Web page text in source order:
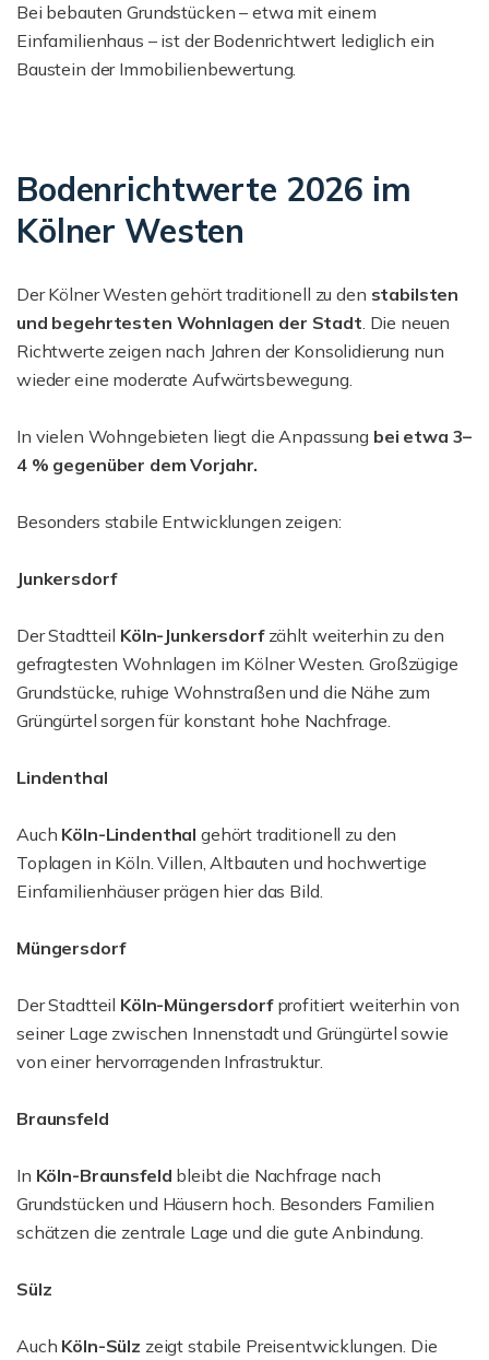
Bei bebauten Grundstücken – etwa mit einem
Einfamilienhaus – ist der Bodenrichtwert lediglich ein
Baustein der Immobilienbewertung.
Bodenrichtwerte 2026 im
Kölner Westen
Der Kölner Westen gehört traditionell zu den stabilsten
und begehrtesten Wohnlagen der Stadt. Die neuen
Richtwerte zeigen nach Jahren der Konsolidierung nun
wieder eine moderate Aufwärtsbewegung.
In vielen Wohngebieten liegt die Anpassung bei etwa 3–
4 % gegenüber dem Vorjahr.
Besonders stabile Entwicklungen zeigen:
Junkersdorf
Der Stadtteil Köln-Junkersdorfzählt weiterhin zu den
gefragtesten Wohnlagen im Kölner Westen. Großzügige
Grundstücke, ruhige Wohnstraßen und die Nähe zum
Grüngürtel sorgen für konstant hohe Nachfrage.
Lindenthal
Auch Köln-Lindenthal gehört traditionell zu den
Toplagen in Köln. Villen, Altbauten und hochwertige
Einfamilienhäuser prägen hier das Bild.
Müngersdorf
Der Stadtteil Köln-Müngersdorfprofitiert weiterhin von
seiner Lage zwischen Innenstadt und Grüngürtel sowie
von einer hervorragenden Infrastruktur.
Braunsfeld
In Köln-Braunsfeld bleibt die Nachfrage nach
Grundstücken und Häusern hoch. Besonders Familien
schätzen die zentrale Lage und die gute Anbindung.
Sülz
Auch Köln-Sülz zeigt stabile Preisentwicklungen. Die